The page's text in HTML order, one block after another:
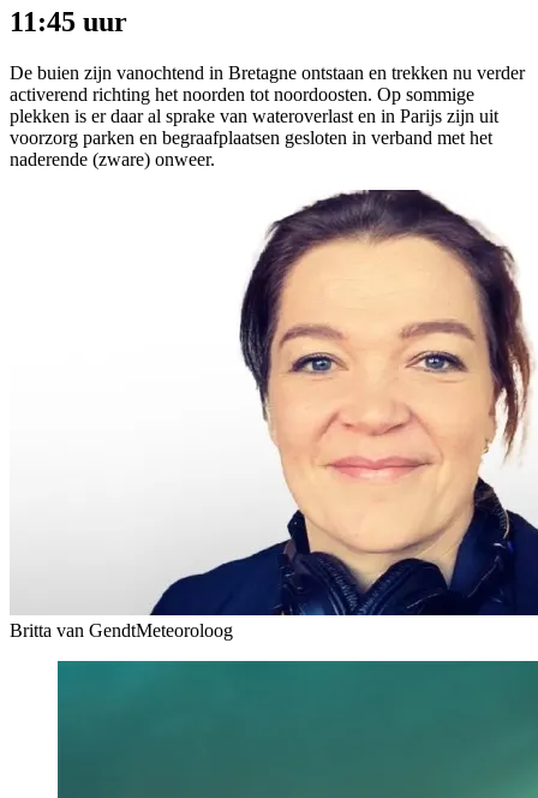
11:45 uur
De buien zijn vanochtend in Bretagne ontstaan en trekken nu verder
activerend richting het noorden tot noordoosten. Op sommige
plekken is er daar al sprake van wateroverlast en in Parijs zijn uit
voorzorg parken en begraafplaatsen gesloten in verband met het
naderende (zware) onweer.
Britta van GendtMeteoroloog